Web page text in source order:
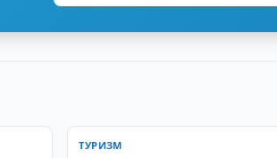
ТУРИЗМ